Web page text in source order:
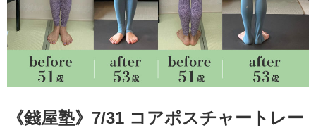
《錢屋塾》7/31 コアポスチャートレー